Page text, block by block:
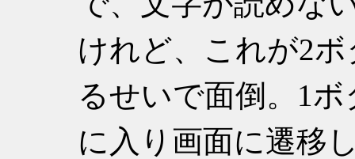
けれど、これが2
るせいで面倒。1
に入り画面に遷移